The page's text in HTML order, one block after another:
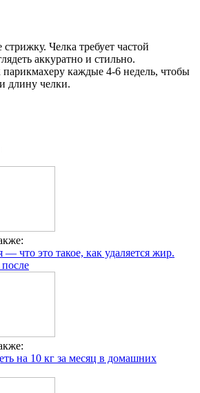
Челка требует частой
аккуратно и стильно.
парикмахеру каждые 4-6 недель, чтобы
длину челки.
— что это такое, как удаляется жир.
на 10 кг за месяц в домашних